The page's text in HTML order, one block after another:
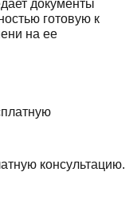
документы
готовую к
на ее
консультацию.